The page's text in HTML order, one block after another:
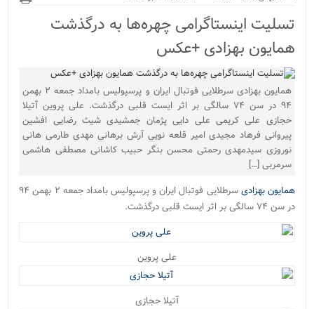
تسلیت اینستاگرامی چهره‌ها به درگذشت
همایون بهزادی +عکس
همایون بهزادی سرطلایی فوتبال ایران و پرسپولیس بامداد جمعه ۲ بهمن
۹۴ در سن ۷۴ سالگی بر اثر ایست قلبی درگذشت. علی پروین آتیلا
حجازی علی کریمی علی دایی پژمان جمشیدی شیث رضایی افشین
پیروانی فرهاد مجیدی امیر قلعه نویی آرش برهانی مهدی طارمی هانی
نوروزی سیدمهدی رحمتی محسن بنگر حبیب کاشانی مصطفی هاشمی
سرمربی […]
همایون بهزادی
سرطلایی فوتبال ایران و پرسپولیس بامداد جمعه ۲ بهمن ۹۴
در سن ۷۴ سالگی بر اثر ایست قلبی درگذشت.
علی پروین
آتیلا حجازی